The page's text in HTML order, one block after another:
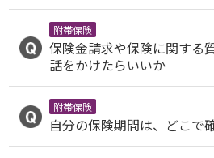
附帯保険
保険金請求や保険に関する
話をかけたらいいか
附帯保険
自分の保険期間は、どこで